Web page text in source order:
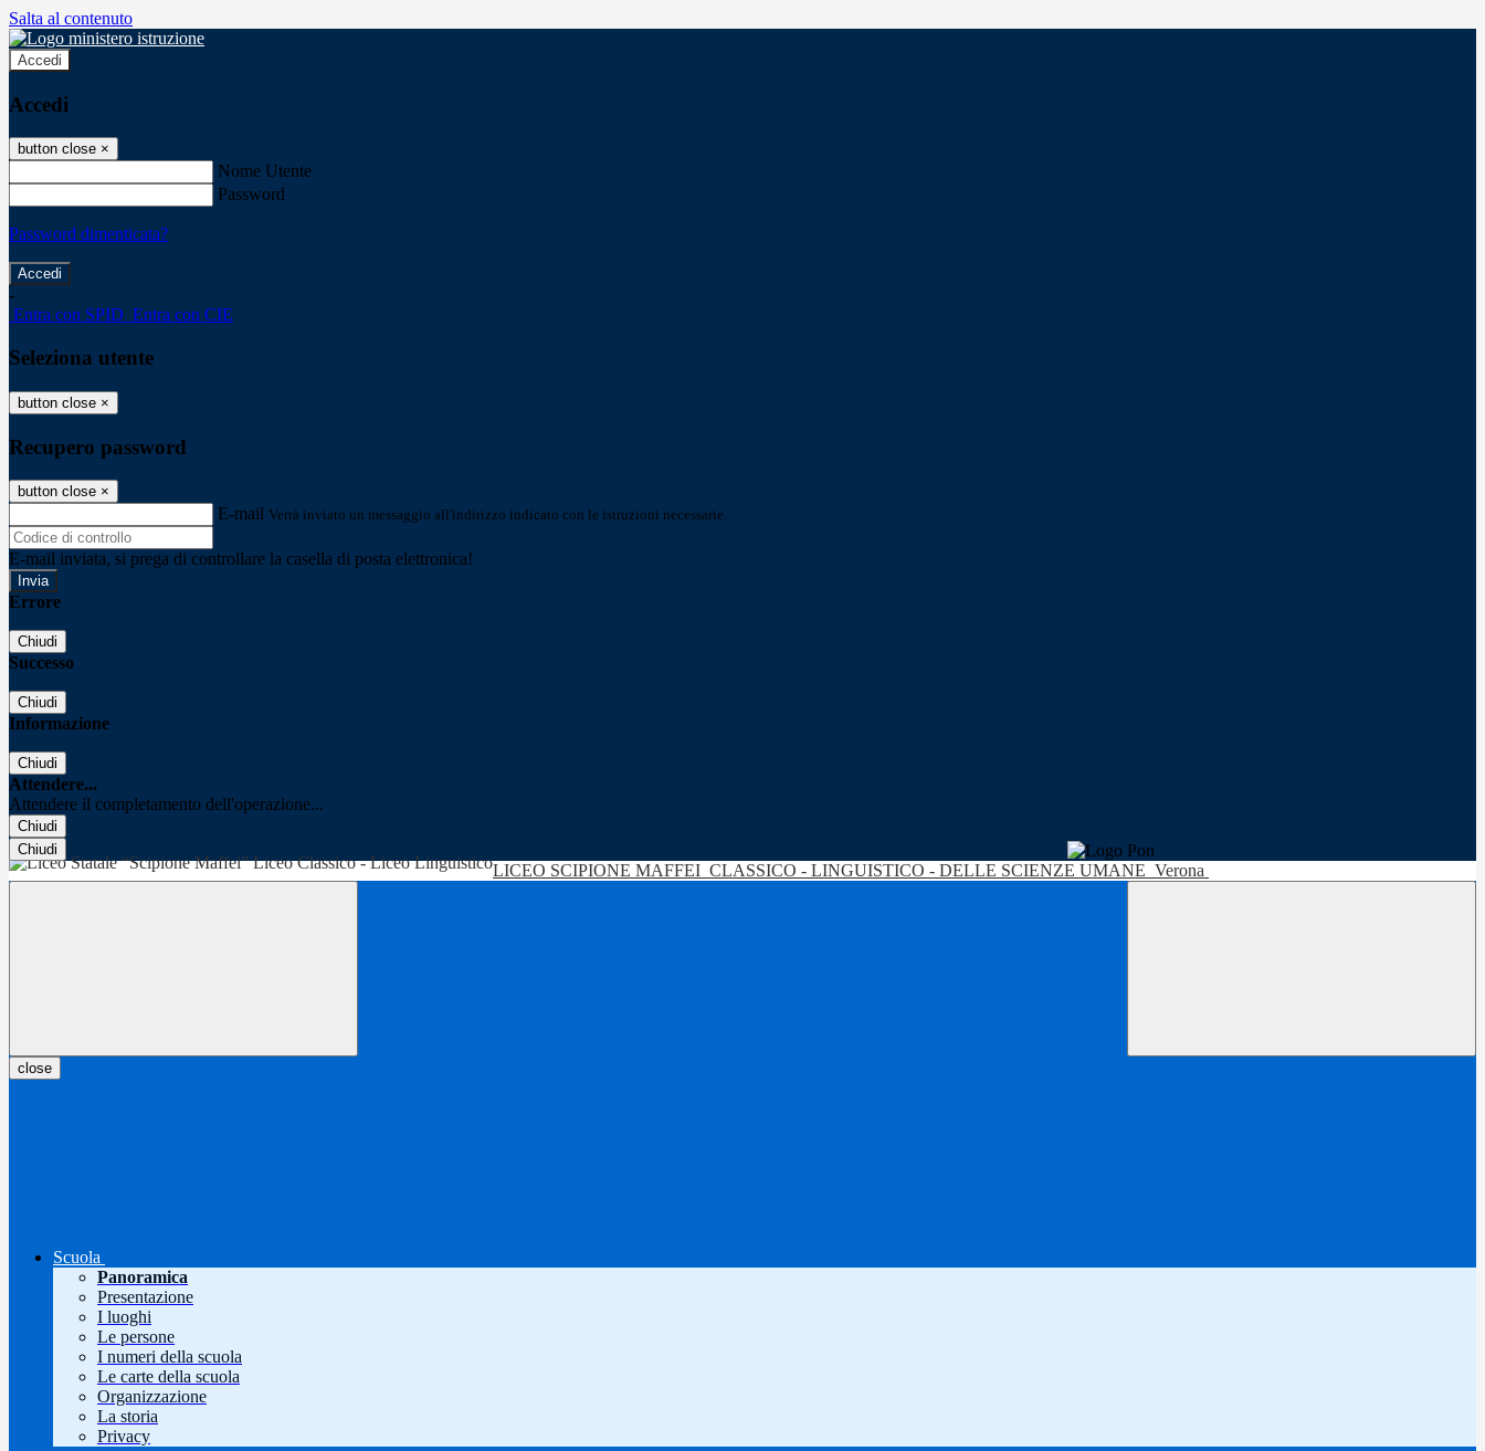
Salta al contenuto
Accedi
Accedi
button close ×
Nome Utente
Password
Password dimenticata?
-
Entra con SPID Entra con CIE
Seleziona utente
button close ×
Recupero password
button close ×
E-mail Verrà inviato un messaggio all'indirizzo indicato con le istruzioni necessarie.
E-mail inviata, si prega di controllare la casella di posta elettronica!
Errore
Chiudi
Successo
Chiudi
Informazione
Chiudi
Attendere...
Attendere il completamento dell'operazione...
Chiudi
Chiudi
LICEO SCIPIONE MAFFEI CLASSICO - LINGUISTICO - DELLE SCIENZE UMANE Verona
close
Scuola
Panoramica
Presentazione
I luoghi
Le persone
I numeri della scuola
Le carte della scuola
Organizzazione
La storia
Privacy